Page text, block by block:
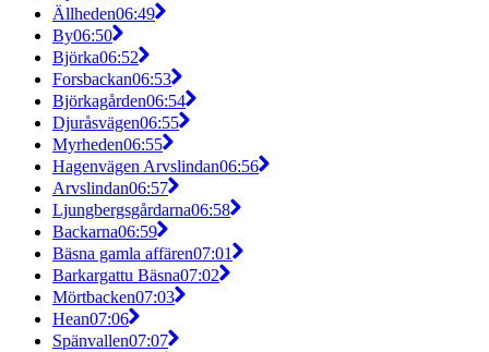
Ällheden06:49
By06:50
Björka06:52
Forsbackan06:53
Björkagården06:54
Djuråsvägen06:55
Myrheden06:55
Hagenvägen Arvslindan06:56
Arvslindan06:57
Ljungbergsgårdarna06:58
Backarna06:59
Bäsna gamla affären07:01
Barkargattu Bäsna07:02
Mörtbacken07:03
Hean07:06
Spänvallen07:07